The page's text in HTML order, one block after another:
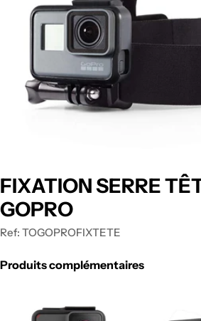
le média 0 en mode modal
FIXATION SERRE
GOPRO
Ref: TOGOPROFIXTETE
Produits complémentaires